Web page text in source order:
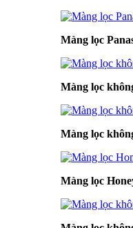
Màng lọc
Màng lọc
Màng lọc
Màng lọc